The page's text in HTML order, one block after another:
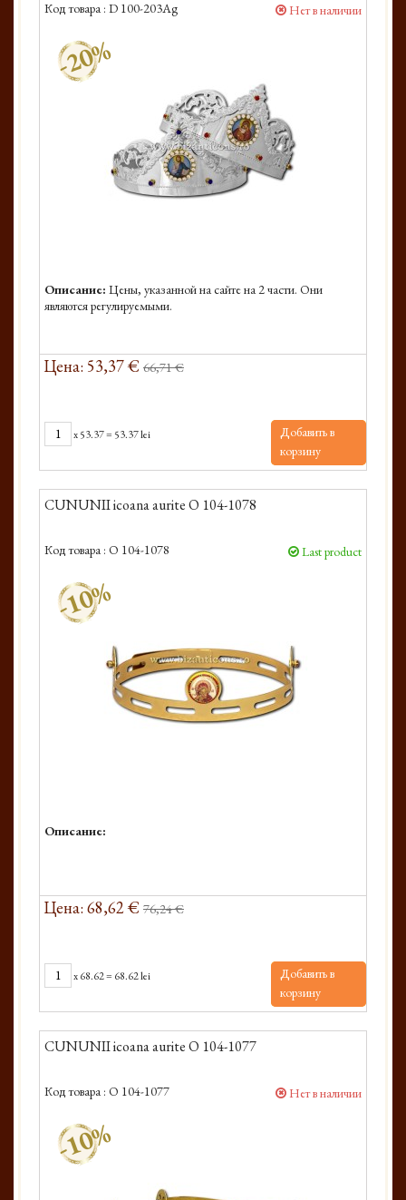
Код товара : D 100-203Ag Нет в наличии
-20%
Описание: Цены, указанной на сайте на 2 части. Они
являются регулируемыми.
Цена: 53,37 € 66,71 €
x53.37= 53.37 lei
Добавить в
корзину
CUNUNII icoana aurite O 104-1078
Код товара : O 104-1078 Last product
-10%
Описание:
Цена: 68,62 € 76,24 €
x68.62= 68.62 lei
Добавить в
корзину
CUNUNII icoana aurite O 104-1077
Код товара : O 104-1077 Нет в наличии
-10%